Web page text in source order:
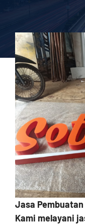
About
Blog
Contact
Jasa
Kami melayani